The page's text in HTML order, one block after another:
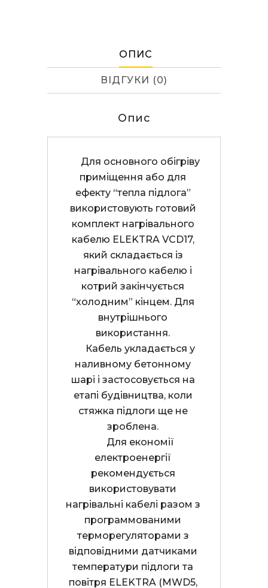
ОПИС
ВІДГУКИ (0)
Опис
приміщення або для
ефекту “тепла підлога”
використовують готовий
комплект нагрівального
кабелю ELEKTRA VCD17,
який складається із
нагрівального кабелю і
котрий закінчується
“холодним” кінцем. Для
внутрішнього
використання.
наливному бетонному
шарі і застосовується на
етапі будівництва, коли
стяжка підлоги ще не
зроблена.
електроенергії
рекомендується
використовувати
нагрівальні кабелі разом з
программованими
терморегуляторами з
відповідними датчиками
температури підлоги та
повітря ELEKTRA (MWD5,